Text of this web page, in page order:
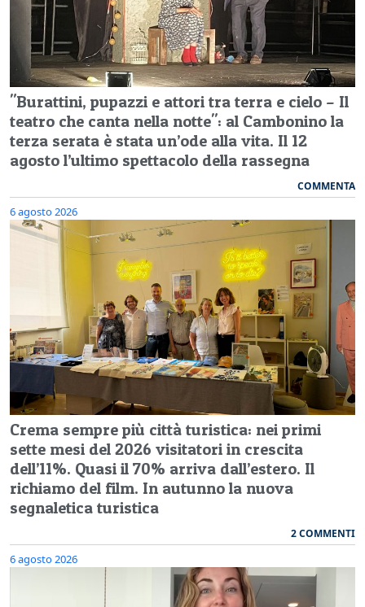
"Burattini, pupazzi e attori tra terra e cielo – Il
teatro che canta nella notte": al Cambonino la
terza serata è stata un’ode alla vita. Il 12
agosto l’ultimo spettacolo della rassegna
COMMENTA
6 agosto 2026
Crema sempre più città turistica: nei primi
sette mesi del 2026 visitatori in crescita
dell’11%. Quasi il 70% arriva dall’estero. Il
richiamo del film. In autunno la nuova
segnaletica turistica
2 COMMENTI
6 agosto 2026